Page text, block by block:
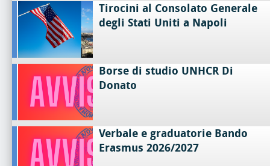
Tirocini al Consolato Generale
degli Stati Uniti a Napoli
Borse di studio UNHCR Di
Donato
Verbale e graduatorie Bando
Erasmus 2026/2027